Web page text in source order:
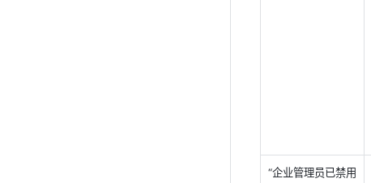
“企业管理员已禁用